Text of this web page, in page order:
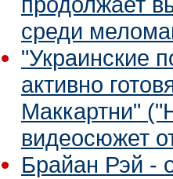
среди
"Украинские
активно
Маккартни"
видеосюжет
Брайан Рэй -